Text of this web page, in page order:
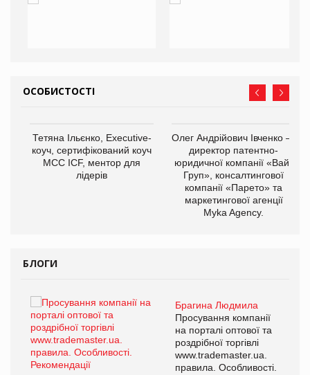
ОСОБИСТОСТІ
Тетяна Ільєнко, Executive-
коуч, сертифікований коуч
МСС ICF, ментор для
лідерів
Олег Андрійович Івченко —
директор патентно-
юридичної компанії «Вайз
Груп», консалтингової
компанії «Парето» та
маркетингової агенції
Myka Agency.
БЛОГИ
Брагина Людмила
Просування компанії
на порталі оптової та
роздрібної торгівлі
www.trademaster.ua.
правила. Особливості.